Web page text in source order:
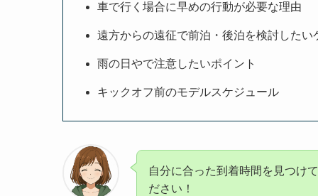
車で行く場合に早めの行動が必要な理由
遠方からの遠征で前泊・後泊を検討したい
雨の日やで注意したいポイント
キックオフ前のモデルスケジュール
自分に合った到着時間を見つけ
ださい！